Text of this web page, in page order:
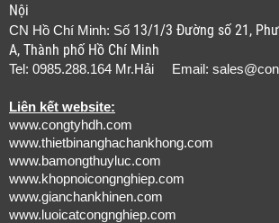
Nội
CN Hồ Chí Minh: Số 13/1/3 Đường số 21,
A, Thành phố Hồ Chí Minh
Tel: 0985.288.164 Mr.Hải Email:
Liên kết website:
www.congtyhdh.com
www.thietbinanghachankhong.com
www.bamongthuyluc.com
www.khopnoicongnghiep.com
www.gianchankhinen.com
www.luoicatcongnghiep.com